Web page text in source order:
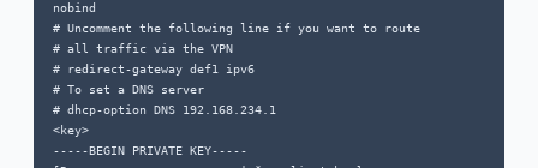
nobind
# Uncomment the following line if you want to route
# all traffic via the VPN
# redirect-gateway def1 ipv6
# To set a DNS server
# dhcp-option DNS 192.168.234.1
<key>
-----BEGIN PRIVATE KEY-----